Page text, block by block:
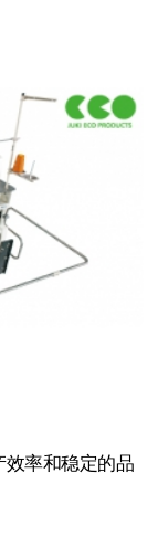
率和稳定的品